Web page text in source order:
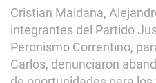
Cristian Maidana,
integrantes del Partido
Peronismo Correntino,
Carlos, denunciaron